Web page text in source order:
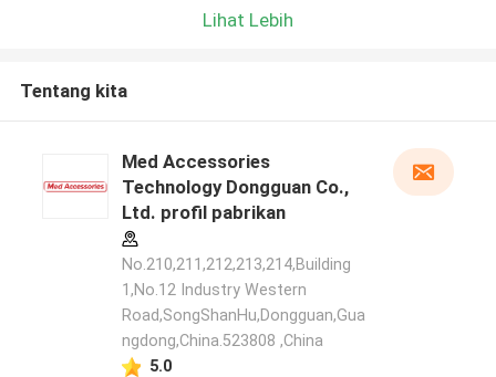
Lihat Lebih
Tentang kita
Med Accessories
Technology Dongguan Co.,
Ltd. profil pabrikan
No.210,211,212,213,214,Building
1,No.12 Industry Western
Road,SongShanHu,Dongguan,Gua
ngdong,China.523808 ,China
5.0